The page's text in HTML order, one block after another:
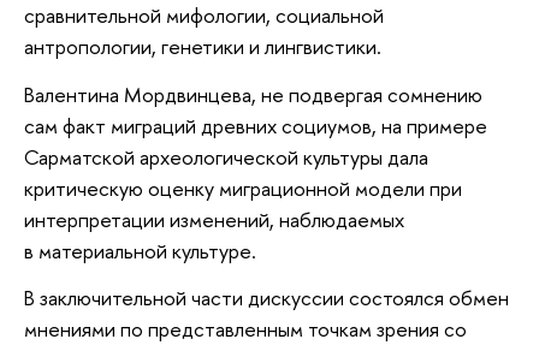
сравнительной мифологии, социальной
антропологии, генетики и лингвистики.
Валентина Мордвинцева, не подвергая сомнению
сам факт миграций древних социумов, на примере
Сарматской археологической культуры дала
критическую оценку миграционной модели при
интерпретации изменений, наблюдаемых
в материальной культуре.
В заключительной части дискуссии состоялся обмен
мнениями по представленным точкам зрения со